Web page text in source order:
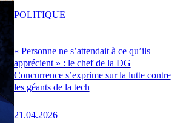
« Personne ne s’attendait à ce qu’ils
apprécient » : le chef de la DG
Concurrence s’exprime sur la lutte contre
les géants de la tech
21.04.2026
POLITIQUE